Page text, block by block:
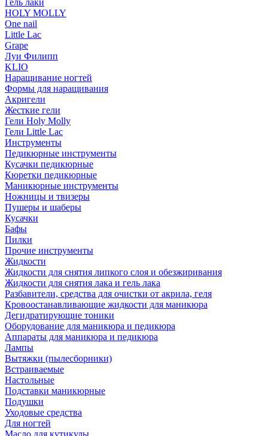
Гель лаки
HOLY MOLLY
One nail
Little Lac
Grape
Луи Филипп
KLIO
Наращивание ногтей
Формы для наращивания
Акригели
Жесткие гели
Гели Holy Molly
Гели Little Lac
Инструменты
Педикюрные инструменты
Кусачки педикюрные
Кюретки педикюрные
Маникюрные инструменты
Ножницы и твизеры
Пушеры и шаберы
Кусачки
Бафы
Пилки
Прочие инструменты
Жидкости
Жидкости для снятия липкого слоя и обезжиривания
Жидкости для снятия лака и гель лака
Разбавители, средства для очистки от акрила, геля
Кровоостанавливающие жидкости для маникюра
Дегидратирующие тоники
Оборудование для маникюра и педикюра
Аппараты для маникюра и педикюра
Лампы
Вытяжки (пылесборники)
Встраиваемые
Настольные
Подставки маникюрные
Подушки
Уходовые средства
Для ногтей
Масло для кутикулы